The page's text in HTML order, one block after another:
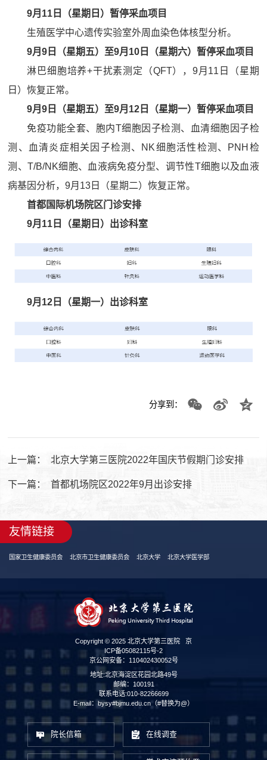
9月11日（星期日）暂停采血项目
生殖医学中心遗传实验室外周血染色体核型分析。
9月9日（星期五）至9月10日（星期六）暂停采血项目
淋巴细胞培养+干扰素测定（QFT），9月11日（星期
日）恢复正常。
9月9日（星期五）至9月12日（星期一）暂停采血项目
免疫功能全套、胞内T细胞因子检测、血清细胞因子检
测、血清炎症相关因子检测、NK细胞活性检测、PNH检
测、T/B/NK细胞、血液病免疫分型、调节性T细胞以及血液
病基因分析，9月13日（星期二）恢复正常。
首都国际机场院区门诊安排
9月11日（星期日）出诊科室
9月12日（星期一）出诊科室
分享到：
上一篇： 北京大学第三医院2022年国庆节假期门诊安排
下一篇： 首都机场院区2022年9月出诊安排
友情链接
国家卫生健康委员会 北京市卫生健康委员会 北京大学 北京大学医学部
Copyright © 2025 北京大学第三医院 京
ICP备05082115号-2
京公网安备：110402430052号
地址:北京海淀区花园北路49号
邮编：100191
联系电话:010-82266699
E-mail：bysy#bjmu.edu.cn（#替换为@）
院长信箱 在线调查